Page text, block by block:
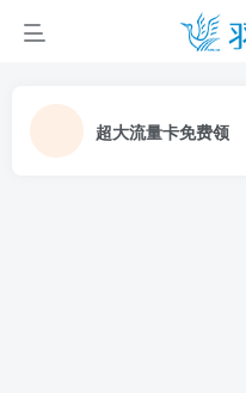
超大流量卡免费领